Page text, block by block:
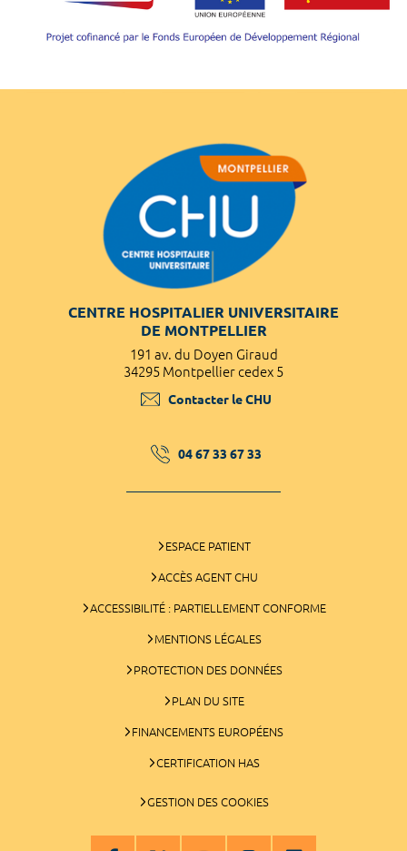
CENTRE HOSPITALIER UNIVERSITAIRE
DE MONTPELLIER
191 av. du Doyen Giraud
34295 Montpellier cedex 5
Contacter le CHU
04 67 33 67 33
ESPACE PATIENT
ACCÈS AGENT CHU
ACCESSIBILITÉ : PARTIELLEMENT CONFORME
MENTIONS LÉGALES
PROTECTION DES DONNÉES
PLAN DU SITE
FINANCEMENTS EUROPÉENS
CERTIFICATION HAS
GESTION DES COOKIES